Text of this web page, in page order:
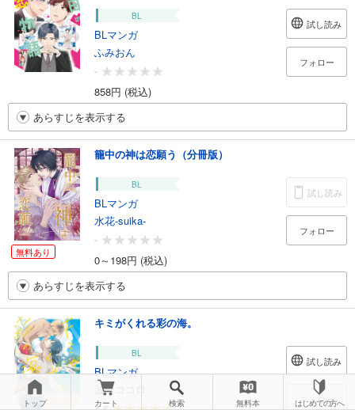
BL
BLマンガ
ふみおん
-
858円 (税込)
試し読み
フォロー
あらすじを表示する
無料あり
籠中の神は恋願う（分冊版）
BL
BLマンガ
水花-suika-
-
0～198円 (税込)
試し読み
フォロー
あらすじを表示する
キミがくれる彩の海。
BL
BLマンガ
波野ココロ
試し読み
フォロー
トップ カート 検索 無料本 はじめての方へ